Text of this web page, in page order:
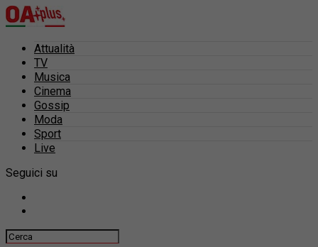
Attualità
TV
Musica
Cinema
Gossip
Moda
Sport
Live
Seguici su